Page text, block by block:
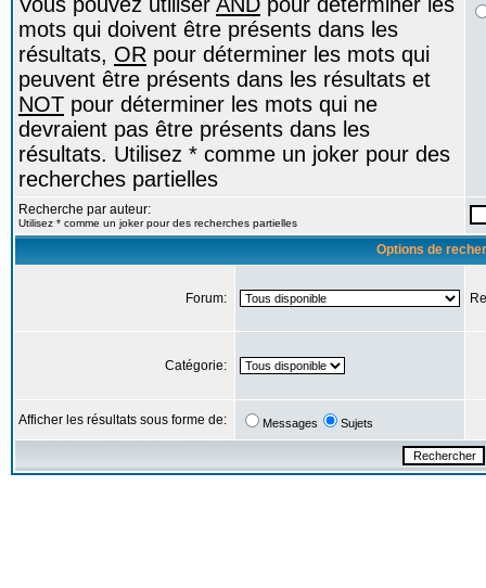
mots qui doivent être présents dans les
résultats, OR pour déterminer les mots qui
peuvent être présents dans les résultats et
NOT pour déterminer les mots qui ne
devraient pas être présents dans les
résultats. Utilisez * comme un joker pour des
recherches partielles
Recherche par auteur:
Utilisez * comme un joker pour des recherches partielles
Options de
Forum:
Catégorie:
Afficher les résultats sous forme de: Messages Sujets